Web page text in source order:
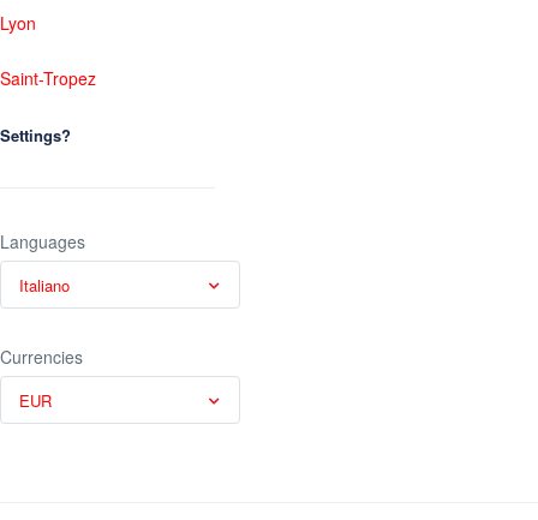
Lyon
Saint-Tropez
Settings?
Languages
Italiano
Currencies
EUR